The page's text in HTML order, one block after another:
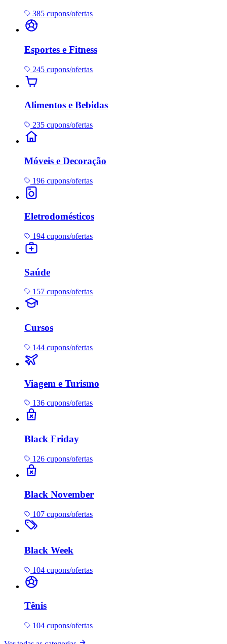
385 cupons/ofertas
Esportes e Fitness
245 cupons/ofertas
Alimentos e Bebidas
235 cupons/ofertas
Móveis e Decoração
196 cupons/ofertas
Eletrodomésticos
194 cupons/ofertas
Saúde
157 cupons/ofertas
Cursos
144 cupons/ofertas
Viagem e Turismo
136 cupons/ofertas
Black Friday
126 cupons/ofertas
Black November
107 cupons/ofertas
Black Week
104 cupons/ofertas
Tênis
104 cupons/ofertas